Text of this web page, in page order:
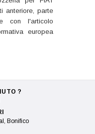
anteriore, parte
con l'articolo
europea
?
Bonifico